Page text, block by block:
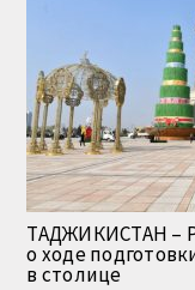
ТАДЖИКИСТАН –
о ходе
в столице